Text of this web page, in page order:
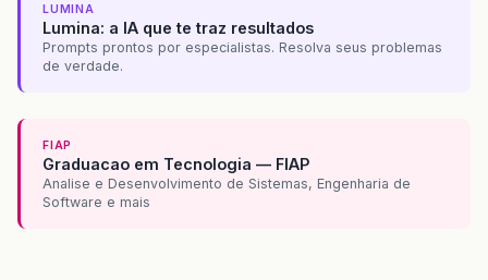
LUMINA
Lumina: a IA que te traz resultados
Prompts prontos por especialistas. Resolva seus problemas
de verdade.
FIAP
Graduacao em Tecnologia — FIAP
Analise e Desenvolvimento de Sistemas, Engenharia de
Software e mais